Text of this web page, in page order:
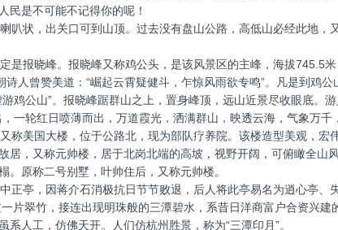
民是不可能不记得你的呢！
状，出关口可到山顶。过去没有盘山公路，高低山必经此地，
报晓峰。报晓峰又称鸡公头，是该风景区的主峰，海拔745.5
人曾赞美道：“崛起云霄疑健斗，乍惊风雨欲专鸣”。凡是到鸡
鸡公山”。报晓峰踞群山之上，置身峰顶，远山近景尽收眼底。
一轮红日喷薄而出，万道霞光，洒满群山，映透云海，气象万千
美国大楼，位于公路北，现为部队疗养院。该楼造型美观，宏
居，又称元帅楼，居于北岗北端的高坡，视野开阔，可俯瞰全山
。原称二号别墅，叶帅住后，又称元帅楼。
亭，因蒋介石消极抗日节节败退，后人将此亭易名为逍心亭、
片翠竹，接连出现明珠般的三潭碧水，系昔日洋商富户合资兴建
人工，仿佛天开。人们仿杭州胜景，称为“三潭印月”。